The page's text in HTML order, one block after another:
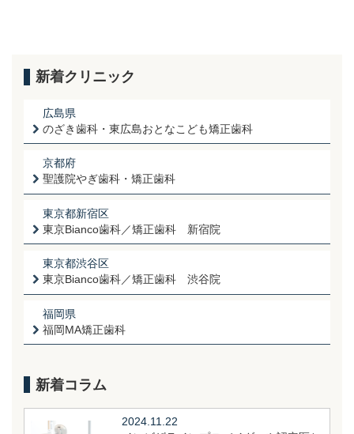
新着クリニック
広島県
のざき歯科・東広島おとなこども矯正歯科
京都府
聖護院やぎ歯科・矯正歯科
東京都新宿区
東京Bianco歯科／矯正歯科 新宿院
東京都渋谷区
東京Bianco歯科／矯正歯科 渋谷院
福岡県
福岡MA矯正歯科
新着コラム
2024.11.22